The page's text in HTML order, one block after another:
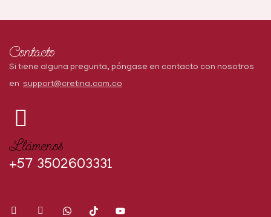
Contacto
Si tiene alguna pregunta, póngase en contacto con nosotros
en support@cretina.com.co
Llámenos
+57 3502603331